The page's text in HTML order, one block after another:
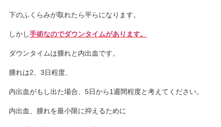
下のふくらみが取れたら平らになります。
しかし手術なのでダウンタイムがあります。
ダウンタイムは腫れと内出血です。
腫れは2、3日程度、
内出血がもし出た場合、5日から1週間程度と考えてください。
内出血、腫れを最小限に抑えるために